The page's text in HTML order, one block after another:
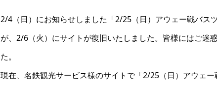
2/4（日）にお知らせしました「2/25（日）アウェー戦バス
が、2/6（火）にサイトが復旧いたしました。皆様にはご迷
た。
現在、名鉄観光サービス様のサイトで「2/25（日）アウェ